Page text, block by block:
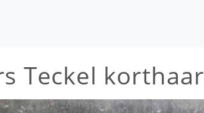
Teckel korthaar